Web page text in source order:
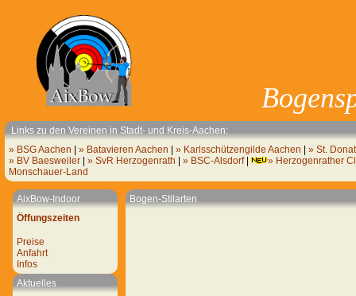
Links zu den Vereinen in Stadt- und Kreis-Aachen:
» BSG Aachen
» Batavieren Aachen » Karlsschützengilde Aachen
» St.
» BV Baesweiler
» SvR Herzogenrath » BSC-Alsdorf|
» Herzogenrather
Monschauer-Land
AixBow-Indoor
Öffungszeiten
Preise
Anfahrt
Infos
Aktuelles
Bogen-Stilarten